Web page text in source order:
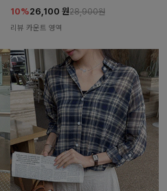
10%26,100 원28,900원
리뷰 카운트 영역